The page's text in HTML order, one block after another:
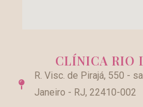
CLÍNICA RIO
R. Visc. de Pirajá, 550 -
Janeiro - RJ, 22410-002